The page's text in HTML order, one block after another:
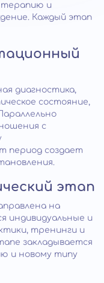
и
Каждый этап
диагностика,
состояние,
с
период создает
этап
на
индивидуальные и
тренинги и
закладывается
и новому типу